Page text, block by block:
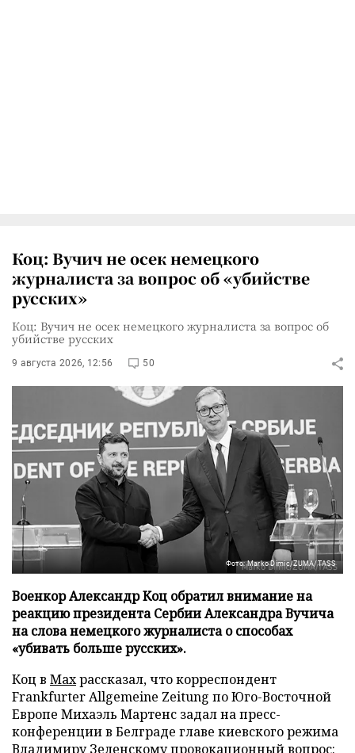
Коц: Вучич не осек немецкого
журналиста за вопрос об «убийстве
русских»
Коц: Вучич не осек немецкого журналиста за вопрос об
убийстве русских
9 августа 2026, 12:56 50
Фото: Marko Dimic/ZUMA/TASS
Военкор Александр Коц обратил внимание на
реакцию президента Сербии Александра Вучича
на слова немецкого журналиста о способах
«убивать больше русских».
Коц в Махрассказал, что корреспондент
Frankfurter Allgemeine Zeitung по Юго-Восточной
Европе Михаэль Мартенс задал на пресс-
конференции в Белграде главе киевского режима
Владимиру Зеленскому провокационный вопрос: